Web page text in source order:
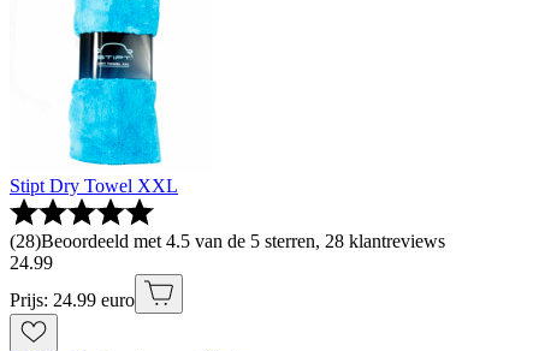
Stipt Dry Towel XXL
(28)Beoordeeld met 4.5 van de 5 sterren, 28 klantreviews
24.99
Prijs: 24.99 euro